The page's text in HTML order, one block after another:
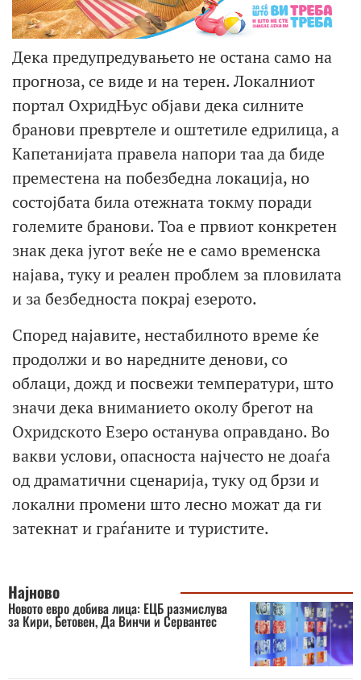
Дека предупредувањето не остана само на
прогноза, се виде и на терен. Локалниот
портал ОхридЊус објави дека силните
бранови превртеле и оштетиле едрилица, а
Капетанијата правела напори таа да биде
преместена на побезбедна локација, но
состојбата била отежната токму поради
големите бранови. Тоа е првиот конкретен
знак дека југот веќе не е само временска
најава, туку и реален проблем за пловилата
и за безбедноста покрај езерото.
Според најавите, нестабилното време ќе
продолжи и во наредните денови, со
облаци, дожд и посвежи температури, што
значи дека вниманието околу брегот на
Охридското Езеро останува оправдано. Во
вакви услови, опасноста најчесто не доаѓа
од драматични сценарија, туку од брзи и
локални промени што лесно можат да ги
затекнат и граѓаните и туристите.
Најново
Новото евро добива лица: ЕЦБ размислува
за Кири, Бетовен, Да Винчи и Сервантес